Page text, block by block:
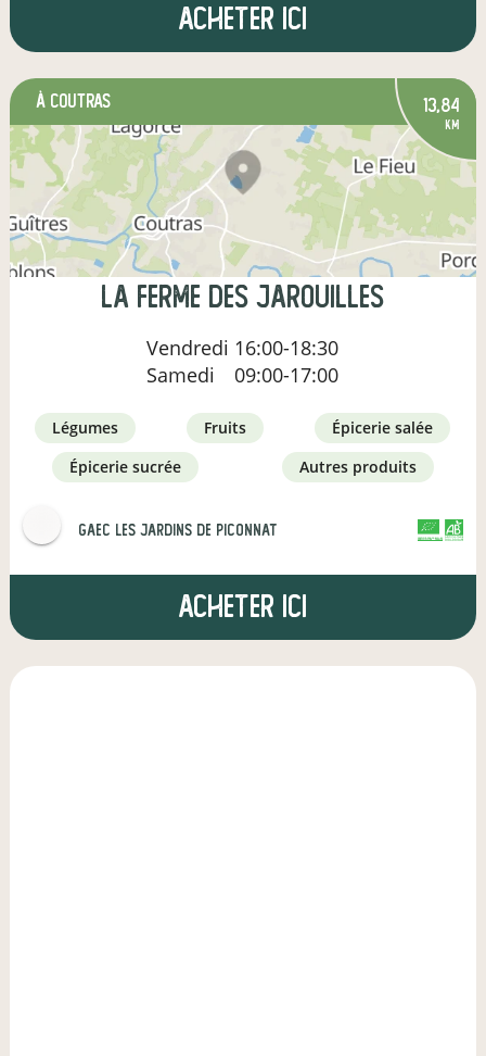
Acheter ici
à Coutras 13,84
km
La Ferme des Jarouilles
Vendredi 16:00-18:30
Samedi
09:00-17:00
légumes fruits
épicerie salée
épicerie sucrée
autres produits
GAEC Les Jardins de Piconnat
Acheter ici